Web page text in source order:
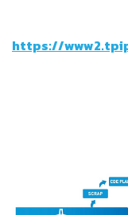
https://